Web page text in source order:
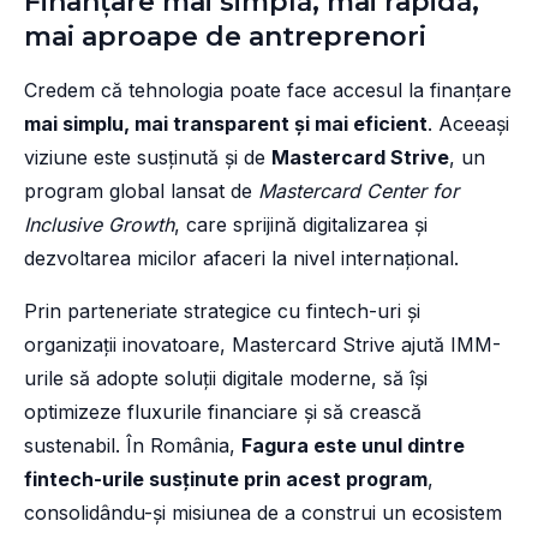
mai aproape de antreprenori
Credem că tehnologia poate face accesul la finanțare
mai simplu, mai transparent și mai eficient. Aceeași
viziune este susținută și de Mastercard Strive, un
program global lansat de Mastercard Center for
Inclusive Growth, care sprijină digitalizarea și
dezvoltarea micilor afaceri la nivel internațional.
Prin parteneriate strategice cu fintech-uri și
organizații inovatoare, Mastercard Strive ajută IMM-
urile să adopte soluții digitale moderne, să își
optimizeze fluxurile financiare și să crească
sustenabil. În România, Fagura este unul dintre
fintech-urile susținute prin acest program,
consolidându-și misiunea de a construi un ecosistem